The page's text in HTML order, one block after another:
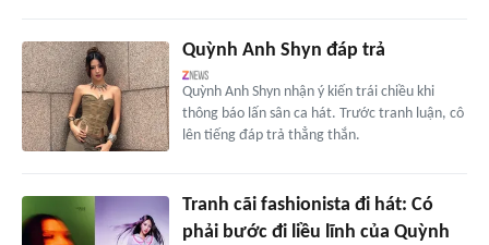
Quỳnh Anh Shyn đáp trả
Quỳnh Anh Shyn nhận ý kiến trái chiều khi
thông báo lấn sân ca hát. Trước tranh luận, cô
lên tiếng đáp trả thẳng thắn.
Tranh cãi fashionista đi hát: Có
phải bước đi liều lĩnh của Quỳnh